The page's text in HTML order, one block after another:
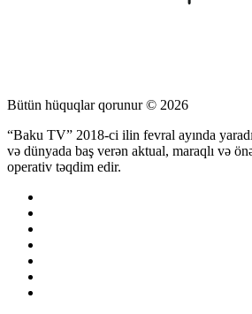
Bütün hüquqlar qorunur © 2026
“Baku TV” 2018-ci ilin fevral ayında
və dünyada baş verən aktual, maraqlı və
operativ təqdim edir.